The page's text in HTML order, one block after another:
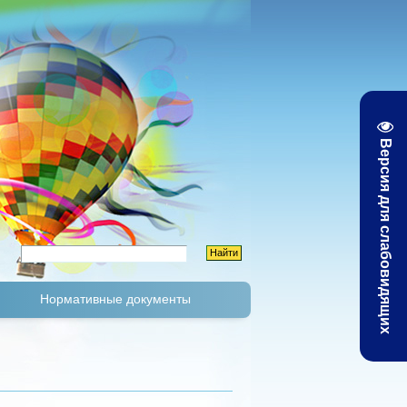
Версия для слабовидящих
Нормативные документы